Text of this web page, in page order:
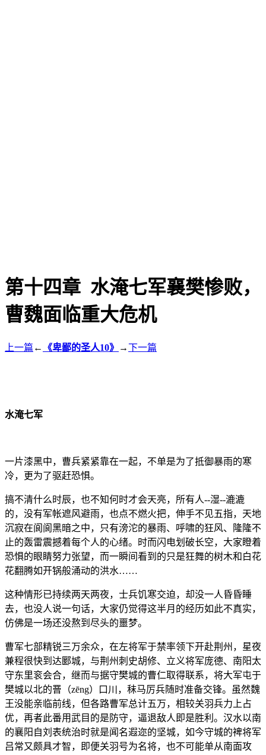
第十四章 水淹七军襄樊惨败，
曹魏面临重大危机
上一篇 ← 《卑鄙的圣人10》 →下一篇
水淹七军
一片漆黑中，曹兵紧紧靠在一起，不单是为了抵御暴雨的寒
冷，更为了驱赶恐惧。
搞不清什么时辰，也不知何时才会天亮，所有人--湿--漉漉
的，没有军帐遮风避雨，也点不燃火把，伸手不见五指，天地
沉寂在阆阆黑暗之中，只有滂沱的暴雨、呼啸的狂风、隆隆不
止的轰雷震撼着每个人的心绪。时而闪电划破长空，大家瞪着
恐惧的眼睛努力张望，而一瞬间看到的只是狂舞的树木和白花
花翻腾如开锅般涌动的洪水……
这种情形已持续两天两夜，士兵饥寒交迫，却没一人昏昏睡
去，也没人说一句话，大家仍觉得这半月的经历如此不真实，
仿佛是一场还没熬到尽头的噩梦。
曹军七部精锐三万余众，在左将军于禁率领下开赴荆州，星夜
兼程很快到达郾城，与荆州刺史胡修、立义将军庞德、南阳太
守东里衮会合，继而与据守樊城的曹仁取得联系，将大军屯于
樊城以北的罾（zēng）口川，秣马厉兵随时准备交锋。虽然魏
王没能亲临前线，但各路曹军总计五万，相较关羽兵力上占
优，再者此番用武目的是防守，逼退敌人即是胜利。汉水以南
的襄阳自刘表统治时就是闻名遐迩的坚城，如今守城的裨将军
吕常又颇具才智，即便关羽号为名将，也不可能单从南面攻